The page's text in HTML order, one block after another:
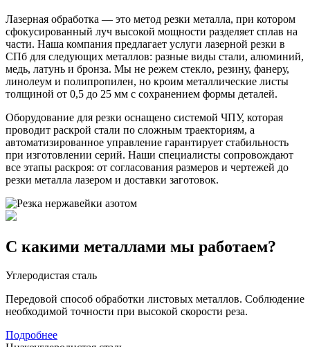
Лазерная обработка — это метод резки металла, при котором
сфокусированный луч высокой мощности разделяет сплав на
части. Наша компания предлагает услуги лазерной резки в
СПб для следующих металлов: разные виды стали, алюминий,
медь, латунь и бронза. Мы не режем стекло, резину, фанеру,
линолеум и полипропилен, но кроим металлические листы
толщиной от 0,5 до 25 мм с сохранением формы деталей.
Оборудование для резки оснащено системой ЧПУ, которая
проводит раскрой стали по сложным траекториям, а
автоматизированное управление гарантирует стабильность
при изготовлении серий. Наши специалисты сопровождают
все этапы раскроя: от согласования размеров и чертежей до
резки металла лазером и доставки заготовок.
С какими металлами мы работаем?
Углеродистая сталь
Передовой способ обработки листовых металлов. Соблюдение
необходимой точности при высокой скорости реза.
Подробнее